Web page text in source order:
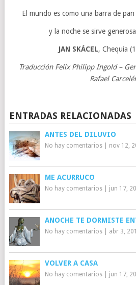
El mundo es como una barra de
y la noche se sirve
JAN SKÁCEL, Chequia
Traducción Felix Philipp Ingold –
Rafael
ENTRADAS RELACIONADAS
ANTES DEL DILUVIO
No hay comentarios| nov 12,
ME ACURRUCO
No hay comentarios| jun 17,
ANOCHE TE DORMISTE
No hay comentarios| abr 3,
VOLVER A CASA
No hay comentarios| jun 17,